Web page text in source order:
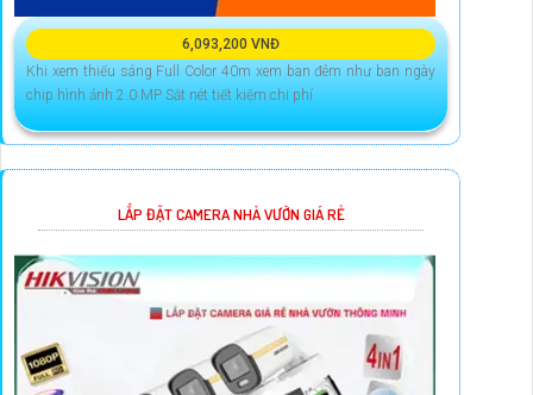
6,093,200 VNĐ
Khi xem thiếu sáng Full Color 40m xem ban đêm như ban ngày
chip hình ảnh 2.0 MP Sắt nét tiết kiệm chi phí
LẮP ĐẶT CAMERA NHÀ VƯỜN GIÁ RẺ